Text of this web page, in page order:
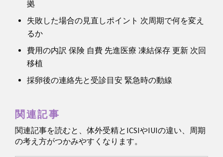
拠
失敗した場合の見直しポイント 次周期で何を変え
るか
費用の内訳 保険 自費 先進医療 凍結保存 更新 次回
移植
採卵後の連絡先と受診目安 緊急時の動線
関連記事
関連記事を読むと、体外受精とICSIやIUIの違い、周期
の考え方がつかみやすくなります。